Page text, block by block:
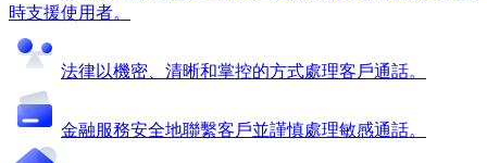
時支援使用者。
法律以機密、清晰和掌控的方式處理客戶通話。
金融服務安全地聯繫客戶並謹慎處理敏感通話。